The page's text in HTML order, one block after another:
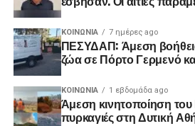
ΚΟΙΝΩΝΊΑ 7 ημέρες ago
ΠΕΣΥΔΑΠ: Άμεση
ζώα σε Πόρτο Γερμενό
ΚΟΙΝΩΝΊΑ 1 εβδομάδα ago
Άμεση κινητοποίηση
πυρκαγιές στη Δυτική